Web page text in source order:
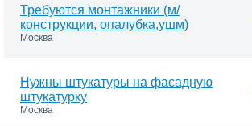
Требуются монтажники (м/
конструкции, опалубка,ушм)
Москва
Нужны штукатуры на фасадную
штукатурку
Москва